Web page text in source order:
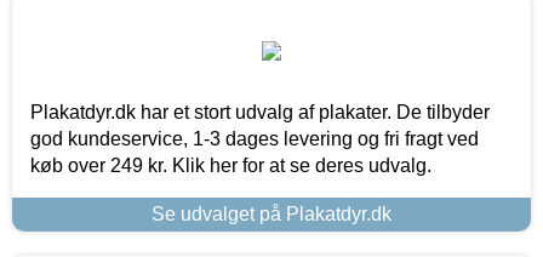
Plakatdyr.dk har et stort udvalg af plakater. De tilbyder
god kundeservice, 1-3 dages levering og fri fragt ved
køb over 249 kr. Klik her for at se deres udvalg.
Se udvalget på Plakatdyr.dk